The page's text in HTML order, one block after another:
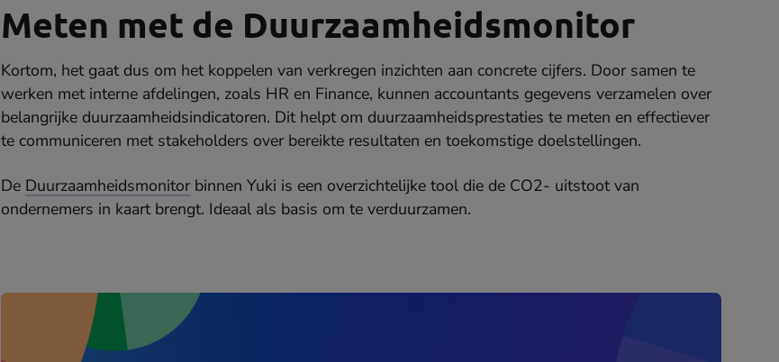
Meten met de Duurzaamheidsmonitor
Kortom, het gaat dus om het koppelen van verkregen inzichten aan concrete cijfers. Door samen te
werken met interne afdelingen, zoals HR en Finance, kunnen accountants gegevens verzamelen over
belangrijke duurzaamheidsindicatoren. Dit helpt om duurzaamheidsprestaties te meten en effectiever
te communiceren met stakeholders over bereikte resultaten en toekomstige doelstellingen.
De Duurzaamheidsmonitor binnen Yuki is een overzichtelijke tool die de CO2- uitstoot van
ondernemers in kaart brengt. Ideaal als basis om te verduurzamen.